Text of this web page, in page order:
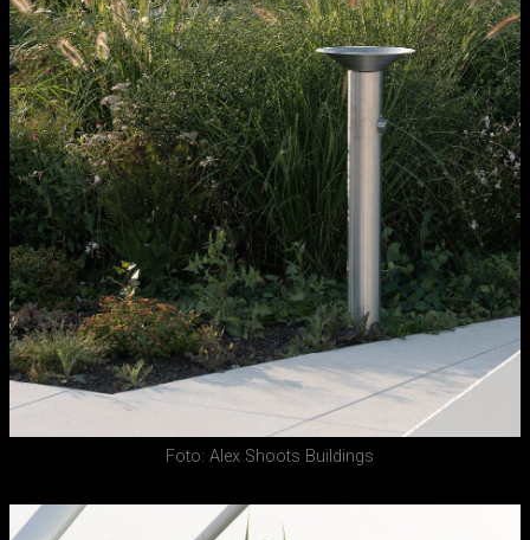
Foto: Alex Shoots Buildings